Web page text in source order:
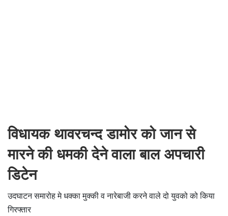
विधायक थावरचन्द डामोर को जान से
मारने की धमकी देने वाला बाल अपचारी
डिटेन
उदघाटन समारोह मे धक्का मुक्की व नारेबाजी करने वाले दो युवको को किया
गिरफ्तार